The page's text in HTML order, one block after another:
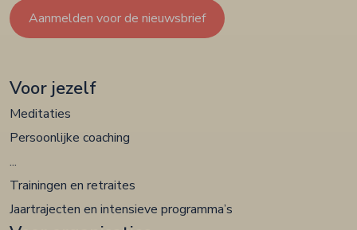
Aanmelden voor de nieuwsbrief
Voor jezelf
Meditaties
Persoonlijke coaching
...
Trainingen en retraites
Jaartrajecten en intensieve programma’s